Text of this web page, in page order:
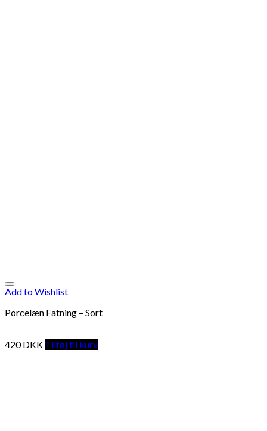
Add to Wishlist
Porcelæn Fatning – Sort
420DKK Tilføj til kurv